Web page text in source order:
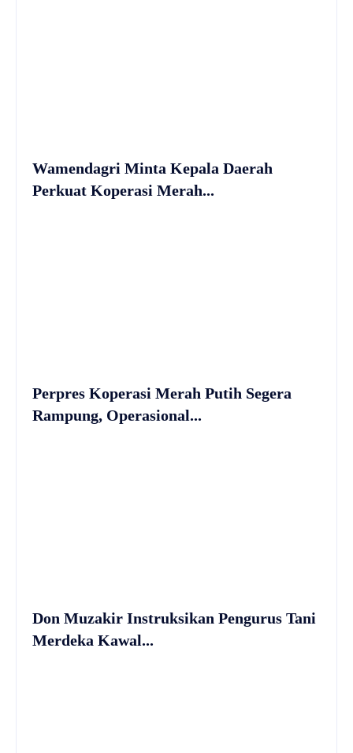
Wamendagri Minta Kepala Daerah
Perkuat Koperasi Merah...
Perpres Koperasi Merah Putih Segera
Rampung, Operasional...
Don Muzakir Instruksikan Pengurus Tani
Merdeka Kawal...